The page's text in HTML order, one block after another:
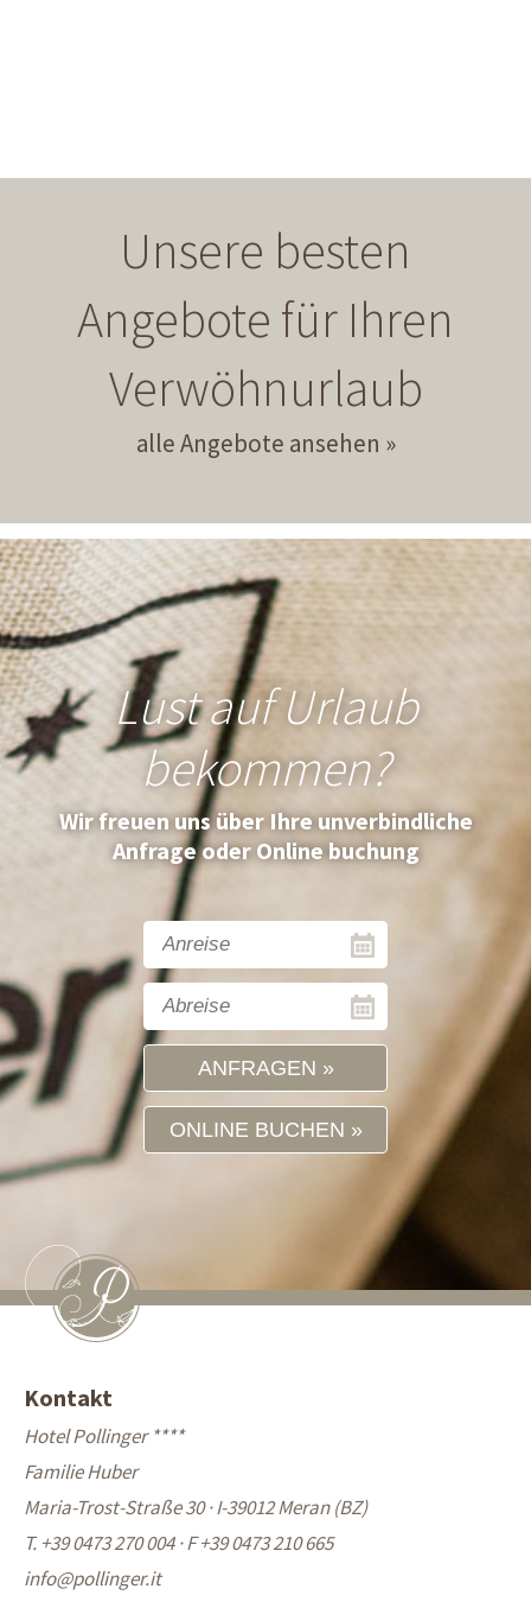
Unsere besten
Angebote für Ihren
Verwöhnurlaub
alle Angebote ansehen
Lust auf Urlaub
bekommen?
Wir freuen uns über Ihre unverbindliche
Anfrage oder Online buchung
ANFRAGEN
ONLINE BUCHEN
Kontakt
Hotel Pollinger ****
Familie Huber
Maria-Trost-Straße 30 · I-39012 Meran (BZ)
T. +39 0473 270 004·F +39 0473 210 665
info@pollinger.it